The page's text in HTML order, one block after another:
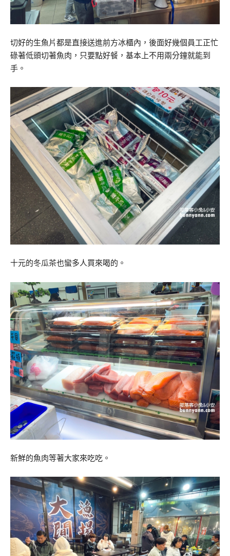
切好的生魚片都是直接送進前方冰櫃內，後面好幾個員工正忙
碌著低頭切著魚肉，只要點好餐，基本上不用兩分鐘就能到
手。
十元的冬瓜茶也蠻多人買來喝的。
新鮮的魚肉等著大家來吃吃。